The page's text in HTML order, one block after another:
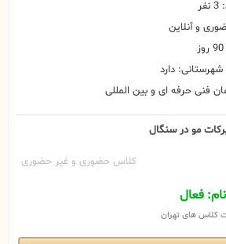
و آنلاین
شهرستانی: دارد
فنی حرفه ای و بین المللی
مو در سنگال
کلاس حضوری و غیر حضوری
فعال
کلاس های تهران